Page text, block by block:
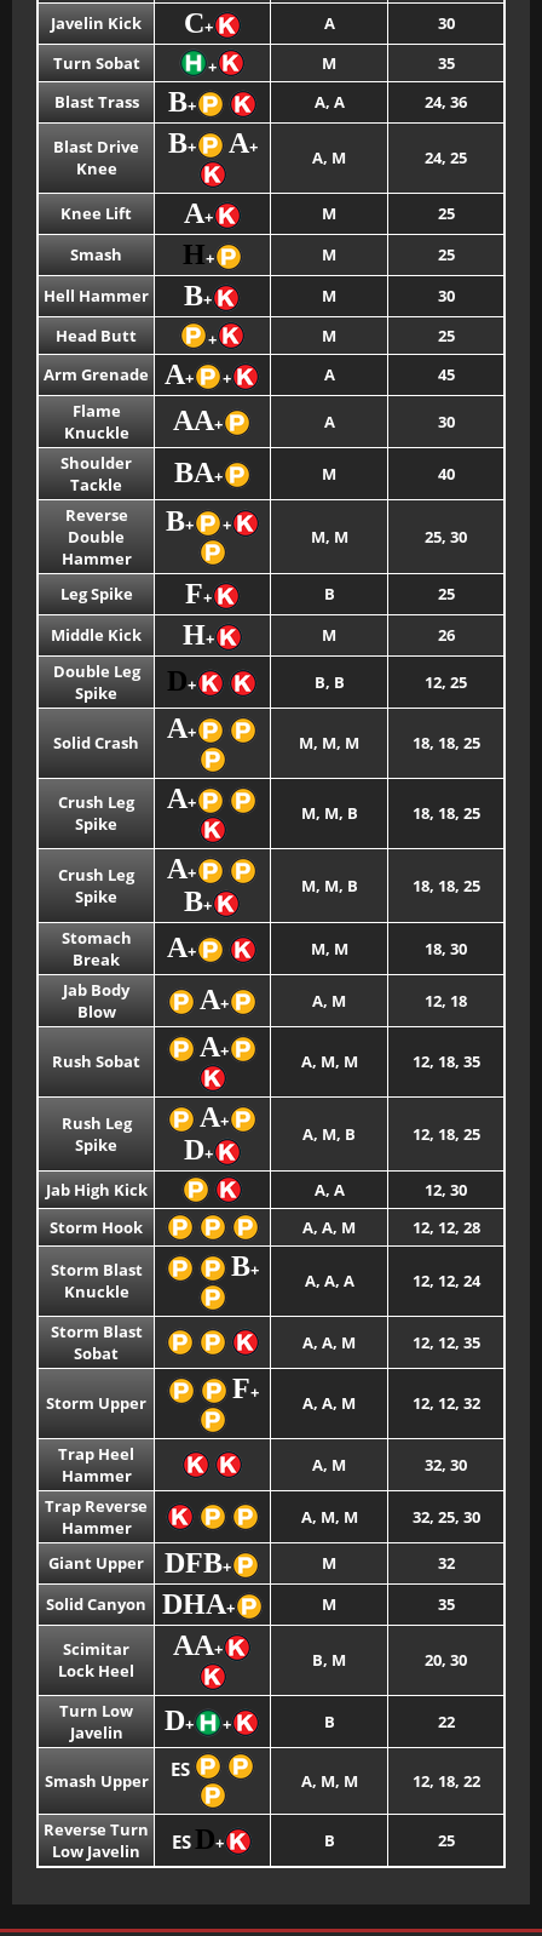
Javelin Kick C+ A
30
Turn Sobat
+ M
35
Blast Trass
B+ A, A 24, 36
Blast Drive
Knee
B+ A+ A, M 24, 25
Knee Lift A+ M
25
Smash
H+ M
25
Hell Hammer
B+ M
30
Head Butt
+ M
25
Arm Grenade
A+ + A
45
Flame
Knuckle
AA+ A
30
Shoulder
Tackle
BA+ M
40
Reverse
Double
Hammer
B+ +
M, M 25, 30
Leg Spike F+ B
25
Middle Kick
H+ M
26
Double Leg
Spike
D+ B, B 12, 25
Solid Crash A+ M, M, M 18, 18, 25
Crush Leg
Spike
A+ M, M, B 18, 18, 25
Crush Leg
Spike
A+
B+
M, M, B 18, 18, 25
Stomach
Break
A+ M, M
18, 30
Jab Body
Blow
A+ A, M 12, 18
Rush Sobat A+ A, M, M 12, 18, 35
Rush Leg
Spike
A+
D+
A, M, B 12, 18, 25
Jab High Kick A, A
12, 30
Storm Hook
A, A, M
12, 12, 28
Storm Blast
Knuckle
B+ A, A, A 12, 12, 24
Storm Blast
Sobat
A, A, M 12, 12, 35
Storm Upper F+ A, A, M 12, 12, 32
Trap Heel
Hammer
A, M
32, 30
Trap Reverse
Hammer
A, M, M 32, 25, 30
Giant Upper DFB+ M
32
Solid Canyon
DHA+ M 35
Scimitar
Lock Heel
AA+ B, M 20, 30
Turn Low
Javelin
D+ + B 22
Smash Upper ES A, M, M 12, 18, 22
Reverse Turn
Low Javelin
ES D+ B 25